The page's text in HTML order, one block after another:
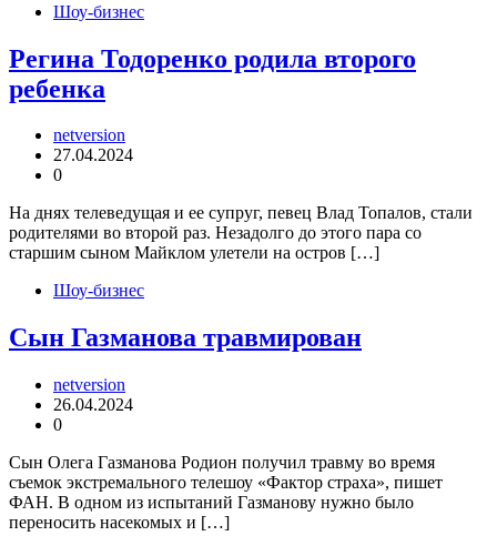
Шоу-бизнес
Регина Тодоренко родила второго
ребенка
netversion
27.04.2024
0
На днях телеведущая и ее супруг, певец Влад Топалов, стали
родителями во второй раз. Незадолго до этого пара со
старшим сыном Майклом улетели на остров […]
Шоу-бизнес
Сын Газманова травмирован
netversion
26.04.2024
0
Сын Олега Газманова Родион получил травму во время
съемок экстремального телешоу «Фактор страха», пишет
ФАН. В одном из испытаний Газманову нужно было
переносить насекомых и […]